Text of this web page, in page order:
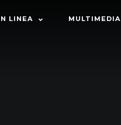
LINEA MULTIMEDIA